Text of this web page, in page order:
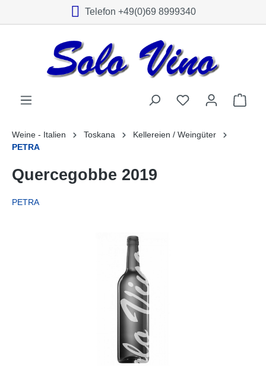
Telefon +49(0)69 8999340
Weine - Italien Toskana
Kellereien / Weingüter
PETRA
Quercegobbe 2019
PETRA